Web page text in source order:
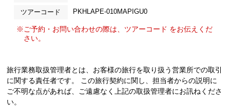
ツアーコード PKHLAPE-010MAPIGU0
※ご予約・お問い合わせの際は、ツアーコード をお伝えくだ
さい。
旅行業務取扱管理者とは、お客様の旅行を取り扱う営業所での取引
に関する責任者です。 この旅行契約に関し、担当者からの説明に
ご不明な点があれば、ご遠慮なく上記の取扱管理者にお訊ねくださ
い。